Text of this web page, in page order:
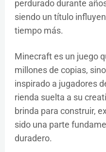
perdurado durante
siendo un título
tiempo más.
Minecraft es un juego
millones de copias,
inspirado a jugadores
rienda suelta a su
brinda para construir,
sido una parte
duradero.